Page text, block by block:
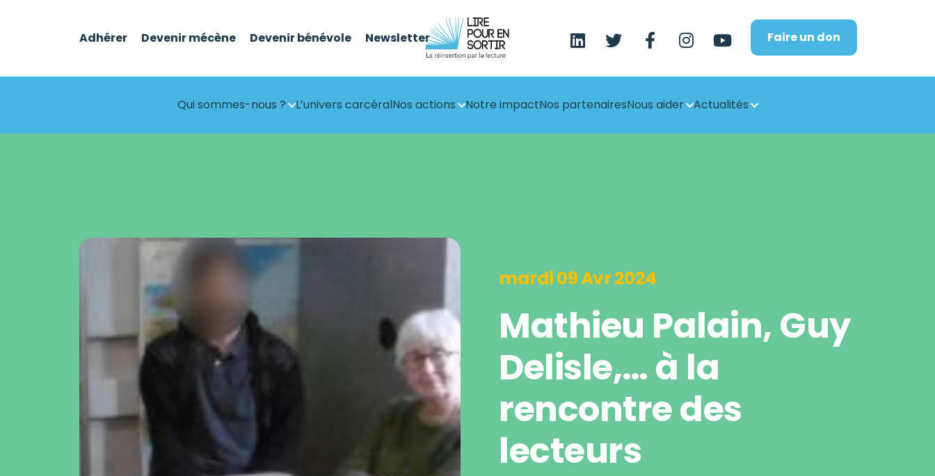
Faire un don
Adhérer Devenir mécène Devenir bénévole Newsletter
Qui sommes-nous ? L’univers carcéralNos actions Notre impactNos partenairesNous aider Actualités
mardi 09 Avr 2024
Mathieu Palain, Guy
Delisle,… à la
rencontre des
lecteurs